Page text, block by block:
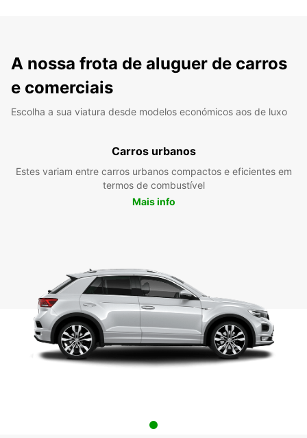
A nossa frota de aluguer de carros
e comerciais
Escolha a sua viatura desde modelos económicos aos de luxo
Carros urbanos
Estes variam entre carros urbanos compactos e eficientes em
termos de combustível
Mais info